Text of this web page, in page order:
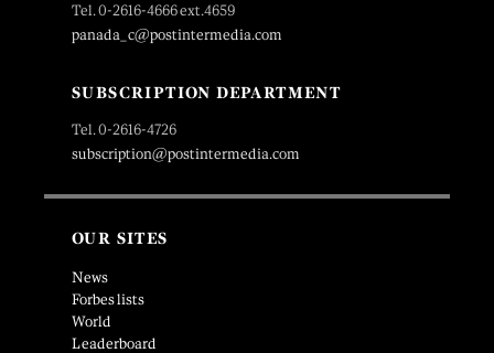
Tel. 0-2616-4666 ext.4659
panada_c@postintermedia.com
SUBSCRIPTION DEPARTMENT
Tel. 0-2616-4726
subscription@postintermedia.com
OUR SITES
News
Forbes lists
World
Leaderboard